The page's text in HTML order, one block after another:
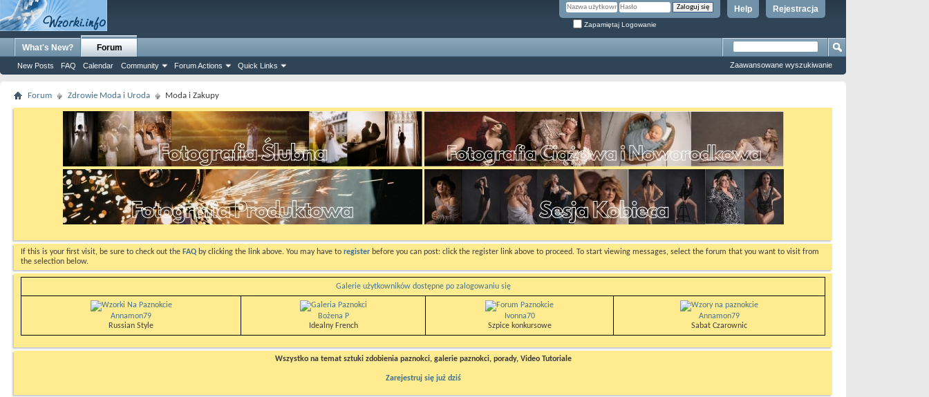
Rejestracja
Help
Zapamiętaj Logowanie
What's New? Forum
New Posts FAQ Calendar Community Forum Actions Quick Links Zaawansowane wyszukiwanie
Forum Zdrowie Moda i Uroda Moda i Zakupy
If this is your first visit, be sure to check out the FAQ by clicking the link above. You may have to register before you can post: click the register link above to proceed. To start viewing messages, select the forum that you want to visit from
the selection below.
Galerie użytkowników dostępne po zalogowaniu się
Annamon79
Russian Style
Bożena P
Idealny French
Ivonna70
Szpice konkursowe
Annamon79
Sabat Czarownic
Wszystko na temat sztuki zdobienia paznokci, galerie paznokci, porady, Video Tutoriale
Zarejestruj się już dziś